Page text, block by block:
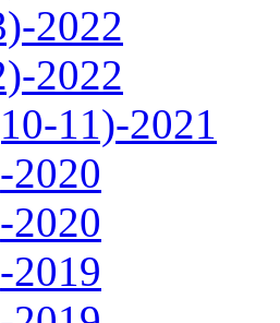
2022
2022
11)-2021